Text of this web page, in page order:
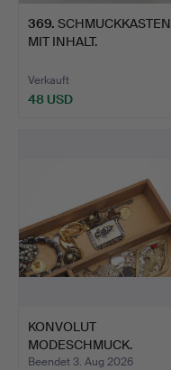
369. SCHMUCKKASTEN
MIT INHALT.
Verkauft
48 USD
KONVOLUT
MODESCHMUCK.
Beendet 3. Aug 2026